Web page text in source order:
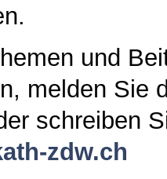
und
melden Sie
schreiben
zdw.ch